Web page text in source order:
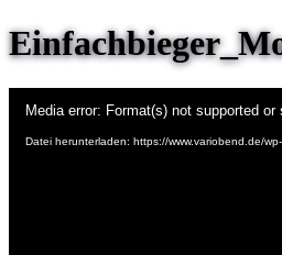
Player
Media error: Format(s) not supported or
Datei herunterladen: https://www.variobend.de/